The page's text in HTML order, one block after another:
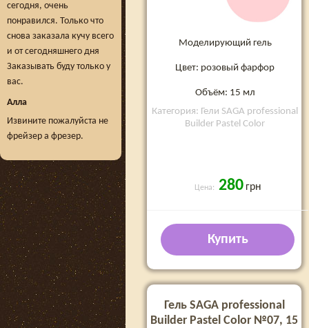
сегодня, очень
понравился. Только что
снова заказала кучу всего
и от сегодняшнего дня
Заказывать буду только у
вас.
Алла
Извините пожалуйста не
фрейзер а фрезер.
Моделирующий гель
Цвет: розовый фарфор
Объём: 15 мл
Категория: Гели SAGA professional
Builder Pastel Color
Цена: 280 грн
Купить
Гель SAGA professional
Builder Pastel Color №07, 15